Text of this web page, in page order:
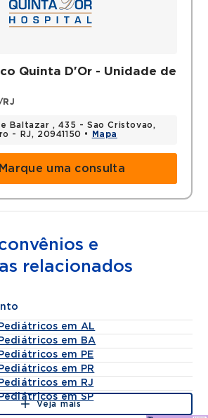
Quinta D'Or - Unidade de
Baltazar , 435 - Sao Cristovao,
- RJ, 20941150 •
Mapa
Marque uma consulta
e
relacionados
em AL
em BA
em PE
em PR
em RJ
em SP
Veja mais